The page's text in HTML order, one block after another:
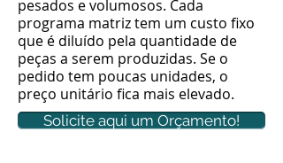
pesados e volumosos. Cada
programa matriz tem um custo fixo
que é diluído pela quantidade de
peças a serem produzidas. Se o
pedido tem poucas unidades, o
preço unitário fica mais elevado.
Solicite aqui um Orçamento!